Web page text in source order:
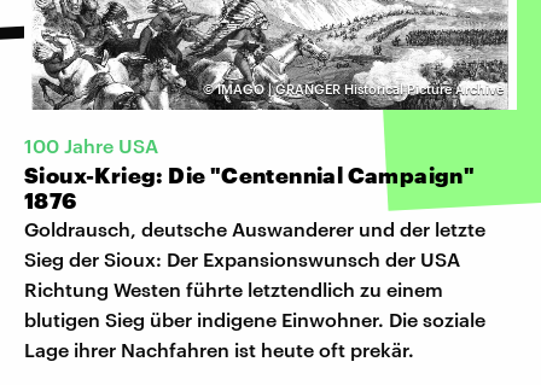
©IMAGO | GRANGER Historical Picture Archive
100 Jahre USA
Sioux-Krieg: Die "Centennial Campaign"
1876
Goldrausch, deutsche Auswanderer und der letzte
Sieg der Sioux: Der Expansionswunsch der USA
Richtung Westen führte letztendlich zu einem
blutigen Sieg über indigene Einwohner. Die soziale
Lage ihrer Nachfahren ist heute oft prekär.